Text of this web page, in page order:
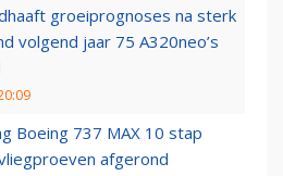
groeiprognoses na sterk
volgend jaar 75 A320neo’s
Boeing 737 MAX 10 stap
afgerond